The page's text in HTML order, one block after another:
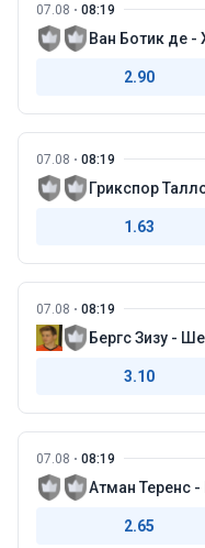
07.08 08:19
Ван Ботик де -
2.90
07.08 08:19
Грикспор
1.63
07.08 08:19
Бергс Зизу -
3.10
07.08 08:19
Атман Теренс
2.65